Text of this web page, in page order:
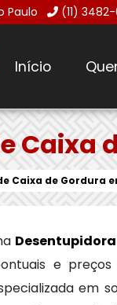
Paulo (11)
Início
Caixa
Caixa de Gordura
e
em